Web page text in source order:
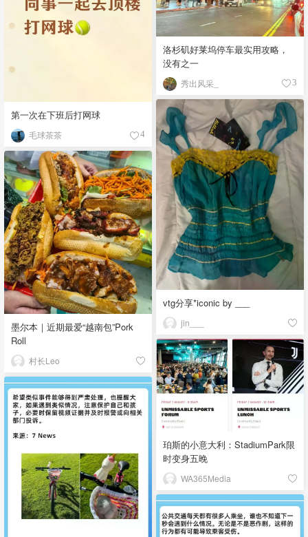
洛杉矶好莱坞停车最实用攻略，
没有之一
秀出风采_ 3
第一次在下班后打网球
毛球茶茶 4
vtg分享*iconic by ___
jin___
墨尔本｜近期最爱“越南包”Pork
Roll
村长Leo
珀斯的小意大利：StadiumPark限
时变身五晚
WA365Media